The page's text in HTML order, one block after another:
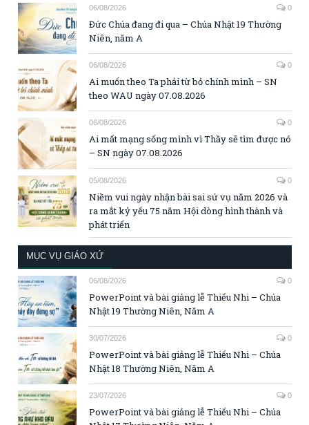
06/08/2026 0
Đức Chúa đang đi qua – Chúa Nhật 19 Thường
Niên, năm A
06/08/2026 0
Ai muốn theo Ta phải từ bỏ chính mình – SN
theo WAU ngày 07.08.2026
06/08/2026 0
Ai mất mạng sống mình vì Thầy sẽ tìm được nó
– SN ngày 07.08.2026
05/08/2026 0
Niềm vui ngày nhận bài sai sứ vụ năm 2026 và
ra mắt kỷ yếu 75 năm Hội dòng hình thành và
phát triển
MỤC VỤ GIÁO XỨ
06/08/2026 0
PowerPoint và bài giảng lễ Thiếu Nhi – Chúa
Nhật 19 Thường Niên, Năm A
30/07/2026 0
PowerPoint và bài giảng lễ Thiếu Nhi – Chúa
Nhật 18 Thường Niên, Năm A
23/07/2026 0
PowerPoint và bài giảng lễ Thiếu Nhi – Chúa